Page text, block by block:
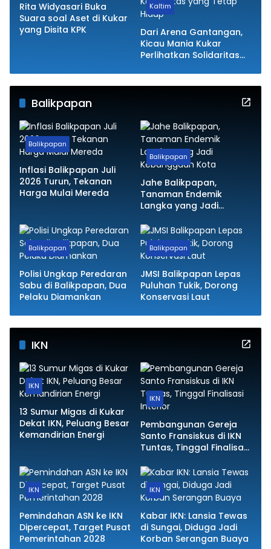
Rita Widyasari Buka
Suara soal Aset di Kukar
yang Disita KPK
Kaltim
Dari Arena Gantangan,
Kicau Mania Kukar
Perlihatkan Solidaritas
Balikpapan
Balikpapan
Inflasi Balikpapan Juli
2026 Turun, Tekanan
Harga Mulai Mereda
Balikpapan
Jahe Balikpapan,
Tanaman Endemik
Langka yang Jadi
Balikpapan
Polisi Ungkap Peredaran
Sabu di Balikpapan, Dua
Pelaku Diamankan
Balikpapan
JMSI Balikpapan Lepas
Puluhan Tukik, Dorong
Konservasi Laut
IKN
IKN
13 Sumur Migas di Kukar
Dekat IKN, Peluang Besar
Kemandirian Energi
IKN
Pembangunan Gereja
Santo Fransiskus di IKN
Tuntas, Tinggal Finalisasi
IKN
Pemindahan ASN ke IKN
Dipercepat, Target Pusat
Pemerintahan 2028
IKN
Kabar IKN: Lansia Tewas
di Sungai, Diduga Jadi
Korban Serangan Buaya